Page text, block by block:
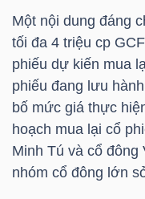
Một nội dung đáng
tối đa 4 triệu cp GCF
phiếu dự kiến mua
phiếu đang lưu
bố mức giá thực
hoạch mua lại cổ
Minh Tú và cổ đông
nhóm cổ đông lớn
LIỆU
CÔNG
NGHIỆP